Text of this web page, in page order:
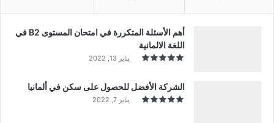
أهم الأسئلة المتكررة في امتحان المستوى B2 في
اللغة الالمانية
يناير 13, 2022
الشركة الأفضل للحصول على سكن في ألمانيا
يناير 7, 2022